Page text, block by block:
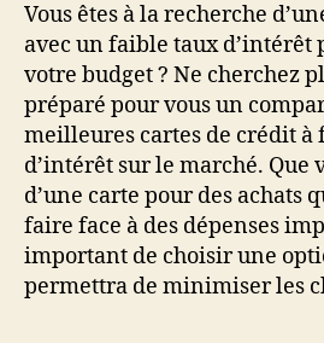
Vous êtes à la recherche
avec un faible taux d’intérêt
votre budget ? Ne cherchez
préparé pour vous un
meilleures cartes de crédit à
d’intérêt sur le marché. Que
d’une carte pour des achats
faire face à des dépenses
important de choisir une
permettra de minimiser les